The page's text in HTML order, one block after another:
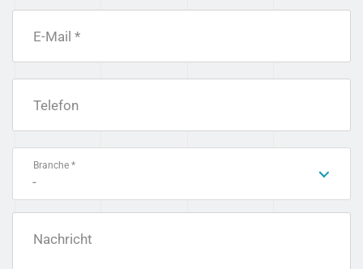
E-Mail *
Telefon
Branche *
-
Nachricht